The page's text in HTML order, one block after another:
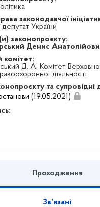
законодавчої
України
законопроєкту:
Денис
комітет:
Д. А. Комітет
діяльності
та супровідні
(19.05.2021)
Проходження
Зв’язані